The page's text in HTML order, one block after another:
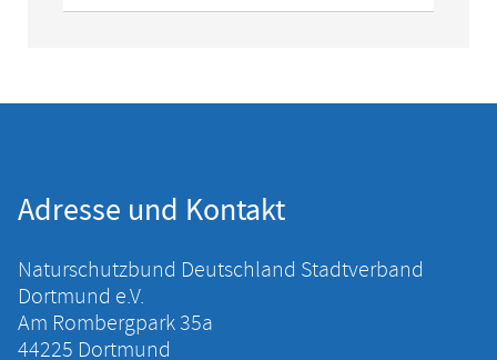
Adresse und Kontakt
Naturschutzbund Deutschland Stadtverband
Dortmund e.V.
Am Rombergpark 35a
44225 Dortmund